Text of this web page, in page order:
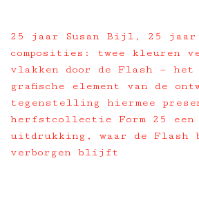
25 jaar Susan Bijl, 25 jaar
composities: twee kleuren
vlakken door de Flash — het
grafische element van de
tegenstelling hiermee
herfstcollectie Form 25 een
uitdrukking, waar de Flash
verborgen blijft